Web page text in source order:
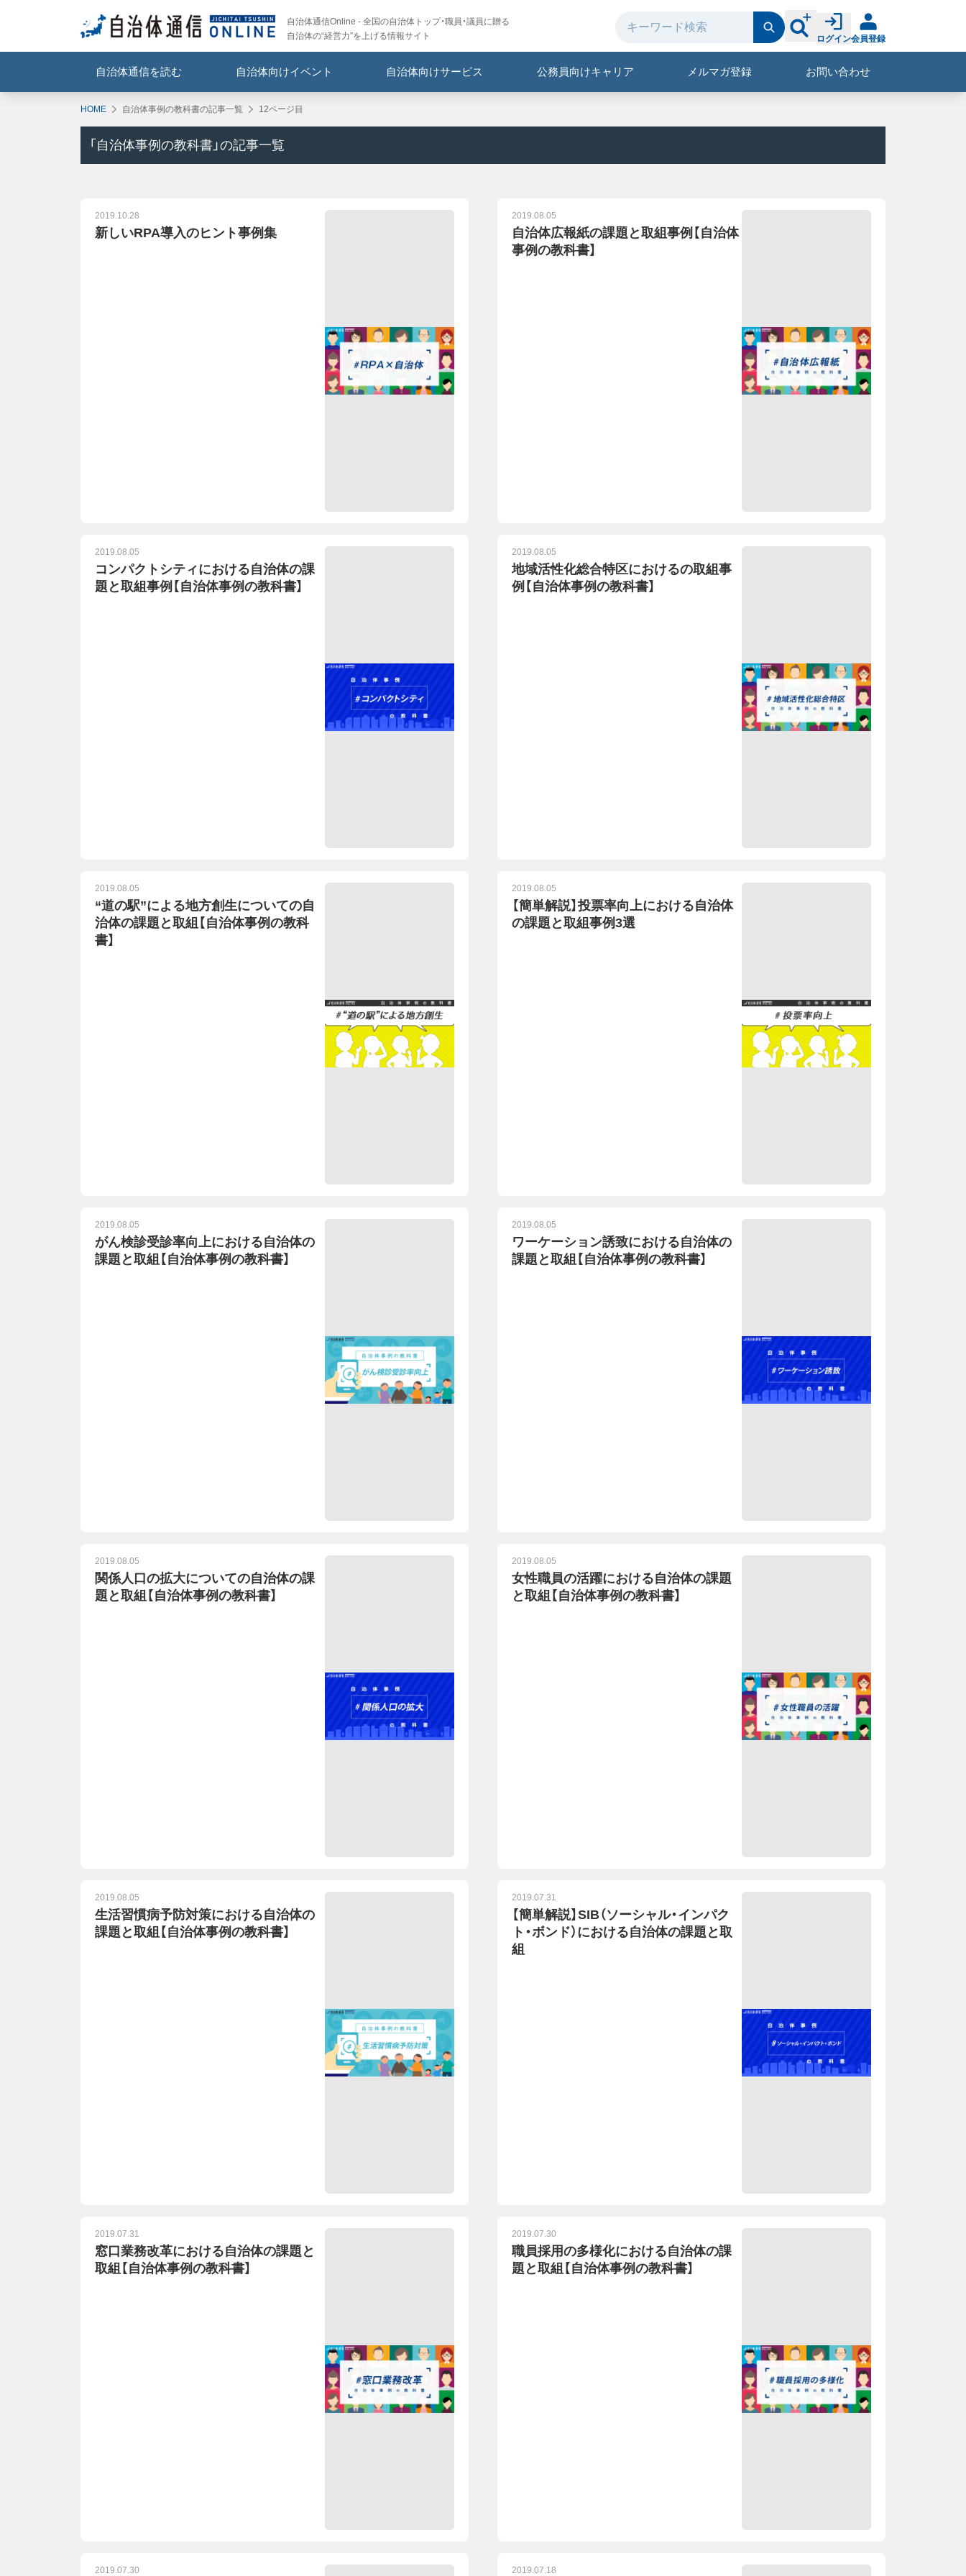
自治体通信Online - 全国の自治体トップ・職員・議員に贈る
自治体の“経営力”を上げる情報サイト
ログイン会員登録
自治体通信を読む 自治体向けイベント 自治体向けサービス 公務員向けキャリア メルマガ登録 お問い合わせ
HOME 自治体事例の教科書の記事一覧 12ページ目
「 自治体事例の教科書 」の記事一覧
2019.10.28
新しいRPA導入のヒント事例集
2019.08.05
自治体広報紙の課題と取組事例【自治体
事例の教科書】
2019.08.05
コンパクトシティにおける自治体の課
題と取組事例【自治体事例の教科書】
2019.08.05
地域活性化総合特区におけるの取組事
例【自治体事例の教科書】
2019.08.05
“道の駅”による地方創生についての自
治体の課題と取組【自治体事例の教科
書】
2019.08.05
【簡単解説】投票率向上における自治体
の課題と取組事例3選
2019.08.05
がん検診受診率向上における自治体の
課題と取組【自治体事例の教科書】
2019.08.05
ワーケーション誘致における自治体の
課題と取組【自治体事例の教科書】
2019.08.05
関係人口の拡大についての自治体の課
題と取組【自治体事例の教科書】
2019.08.05
女性職員の活躍における自治体の課題
と取組【自治体事例の教科書】
2019.08.05
生活習慣病予防対策における自治体の
課題と取組【自治体事例の教科書】
2019.07.31
【簡単解説】SIB（ソーシャル・インパク
ト・ボンド）における自治体の課題と取
組
2019.07.31
窓口業務改革における自治体の課題と
取組【自治体事例の教科書】
2019.07.30
職員採用の多様化における自治体の課
題と取組【自治体事例の教科書】
2019.07.30 2019.07.18